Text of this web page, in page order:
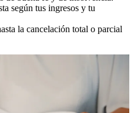
según tus ingresos y tu
la cancelación total o parcial